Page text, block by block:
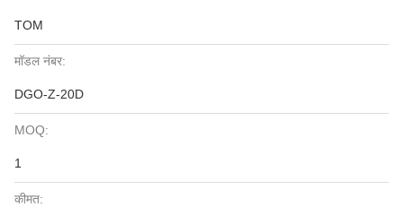
TOM
मॉडल नंबर:
DGO-Z-20D
MOQ:
1
कीमत: